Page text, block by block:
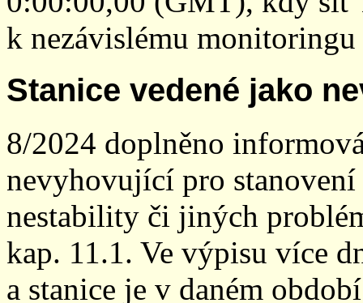
k nezávislému
Stanice vedené jako
8/2024 doplněno
nevyhovující pro
nestability či jiných
kap. 11.1. Ve výpisu více
a stanice je v daném